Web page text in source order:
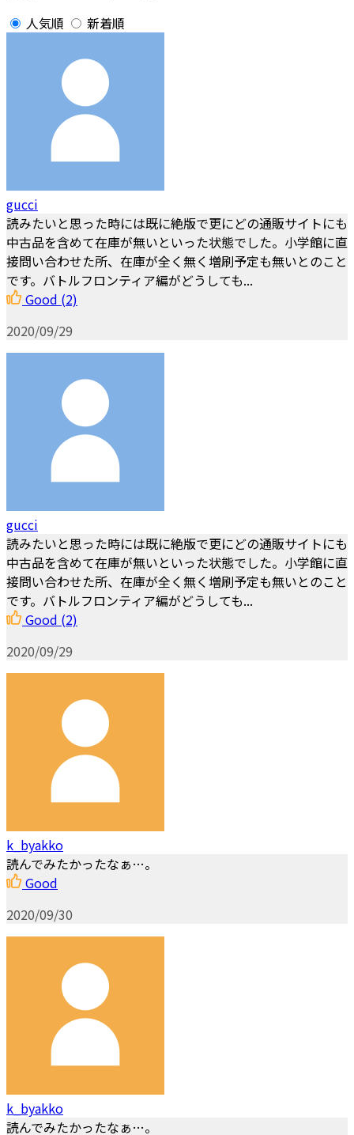
人気順 新着順
gucci
読みたいと思った時には既に絶版で更にどの通販サイトにも
中古品を含めて在庫が無いといった状態でした。小学館に直
接問い合わせた所、在庫が全く無く増刷予定も無いとのこと
です。バトルフロンティア編がどうしても...
Good (2)
2020/09/29
gucci
読みたいと思った時には既に絶版で更にどの通販サイトにも
中古品を含めて在庫が無いといった状態でした。小学館に直
接問い合わせた所、在庫が全く無く増刷予定も無いとのこと
です。バトルフロンティア編がどうしても...
Good (2)
2020/09/29
k_byakko
読んでみたかったなぁ…。
Good
2020/09/30
k_byakko
読んでみたかったなぁ…。